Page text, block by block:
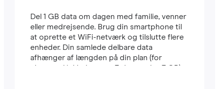
Del 1 GB data om dagen med familie, venner
eller medrejsende. Brug din smartphone til
at oprette et WiFi-netværk og tilslutte flere
enheder. Din samlede delbare data
afhænger af længden på din plan (for
eksempel inkluderer en 7-dages plan 7 GB).